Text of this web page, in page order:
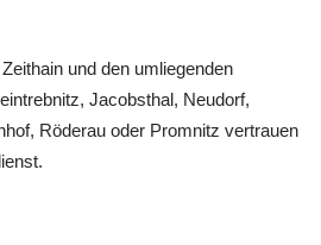
und den umliegenden
Jacobsthal, Neudorf,
Röderau oder Promnitz vertrauen